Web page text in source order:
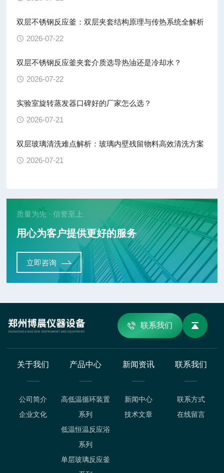
双层不锈钢反应釜：双层夹套结构原理与传热系统全解析
2026-07-22
双层不锈钢反应釜夹套介质选导热油还是冷却水？
2026-07-22
实验室旋转蒸发器口碑好的厂家怎么选？
2026-07-21
双层玻璃清洗难点解析：玻璃内壁残留物料高效清洗方案
2026-07-21
质量为先 · 信誉至上
用心为客户提供更好的服务
立即咨询
联系我们
关于我们
公司简介
企业文化
产品中心
高低温循环装置
系列
低温恒温反应浴
系列
单层玻璃反应釜
新闻资讯
新闻中心
技术文章
联系我们
联系方式
在线留言